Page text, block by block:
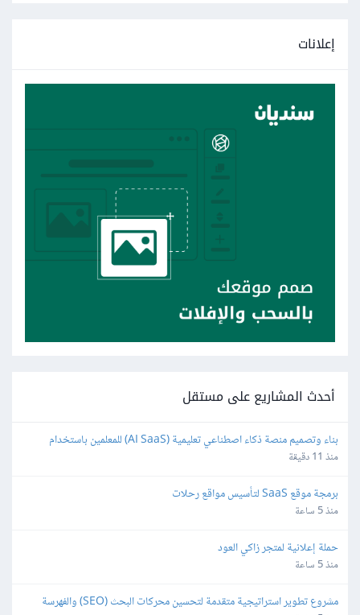
إعلانات
أحدث المشاريع على مستقل
Bubble.io
منذ 11 دقيقة
برمجة موقع SaaS لتأسيس مواقع رحلات
منذ 5 ساعة
حملة إعلانية لمتجر زاكي العود
منذ 5 ساعة